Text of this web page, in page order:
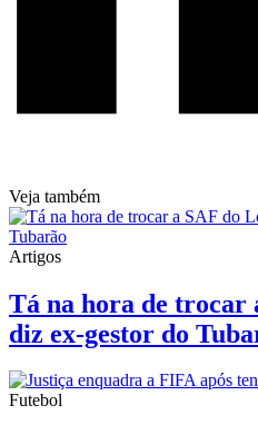
Veja também
Artigos
Tá na hora de trocar
diz ex-gestor do
Futebol